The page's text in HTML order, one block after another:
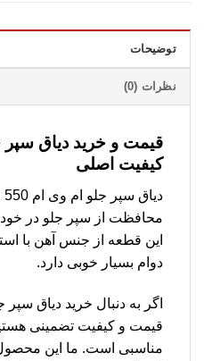
توضیحات
نظرات (0)
کیفیت اصلی
این قطعه از جنس آهن با
دوام بسیار خوبی دارد.
قیمت و کیفیت تضمینی
مناسبی است. ما این